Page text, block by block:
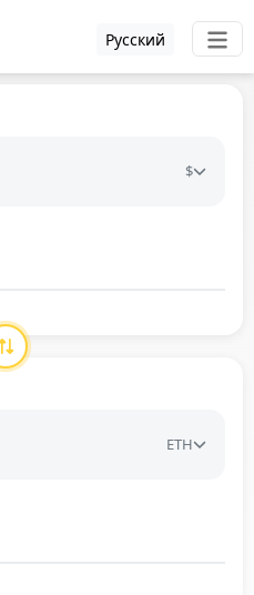
Русский
$
ETH